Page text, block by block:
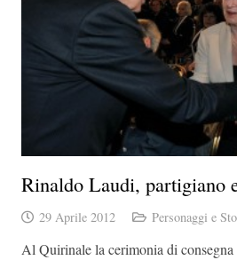
Rinaldo Laudi, partigiano
29 Aprile 2012 Personaggi e
Al Quirinale la cerimonia di